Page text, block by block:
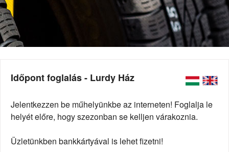
Időpont foglalás - Lurdy Ház
Jelentkezzen be műhelyünkbe az interneten! Foglalja le
helyét előre, hogy szezonban se kelljen várakoznia.
Üzletünkben bankkártyával is lehet fizetni!